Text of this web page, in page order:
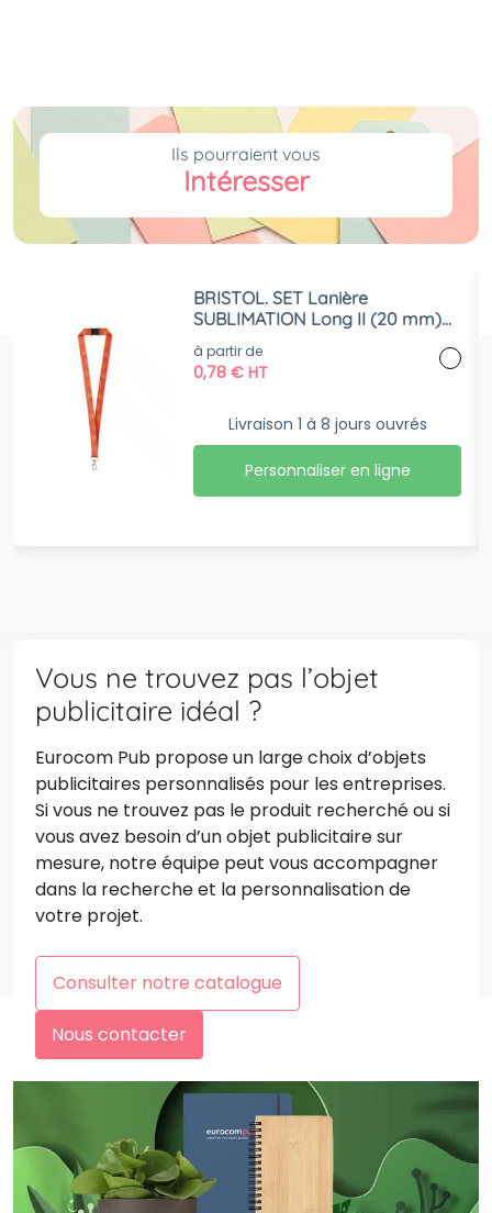
Ils pourraient vous
Intéresser
BRISTOL. SET Lanière
SUBLIMATION Long II (20 mm)
avec mousqueton à
déclenchement de 20 mm et
fermoir de sécurité
à partir de
0,78€ HT
Livraison 1 à 8 jours ouvrés
Personnaliser en ligne
Vous ne trouvez pas l’objet
publicitaire idéal ?
Eurocom Pub propose un large choix d’objets
publicitaires personnalisés pour les entreprises.
Si vous ne trouvez pas le produit recherché ou si
vous avez besoin d’un objet publicitaire sur
mesure, notre équipe peut vous accompagner
dans la recherche et la personnalisation de
votre projet.
Consulter notre catalogue
Nous contacter